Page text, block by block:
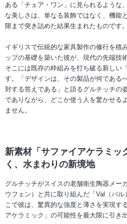
ある「チェア・ワン」に見られるような
な美しさは、単なる装飾ではなく、機能
限まで突き詰めた結果生まれたものです。
イギリスで伝統的な家具製作の修行を積
ップの基礎を築いた彼が、現代の先端技
そこには既存の枠組みを打ち破る新しい
す。「デザインは、その製品が何である
対する答えである」と語るグルチッチの
でありながら、どこか使う人を驚かせる
ません。
新素材「サファイアケラミッ
く、水まわりの新境地
グルチッチがスイスの老舗衛生陶器メー
ウフェン）と共に取り組んだ「Val（バル
こで彼は、驚異的な強度と薄さを実現す
アケラミック」の可能性を最大限に引き